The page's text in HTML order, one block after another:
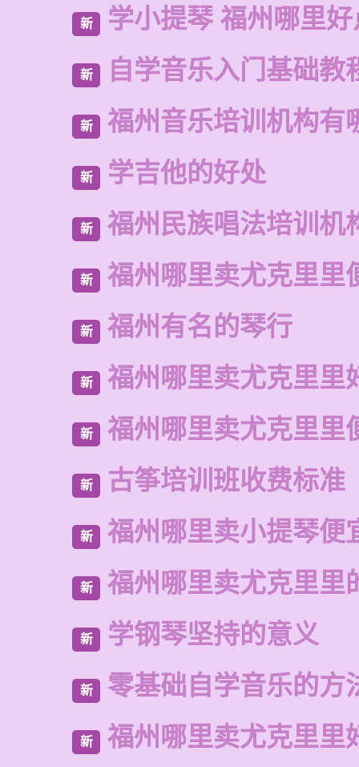
新 学小提琴 福州哪里
新 自学音乐入门基础教
新 福州音乐培训机构有
新 学吉他的好处
新 福州民族唱法培训机
新 福州哪里卖尤克里里
新 福州有名的琴行
新 福州哪里卖尤克里里
新 福州哪里卖尤克里里
新 古筝培训班收费标准
新 福州哪里卖小提琴便
新 福州哪里卖尤克里里
新 学钢琴坚持的意义
新 零基础自学音乐的方
新 福州哪里卖尤克里里